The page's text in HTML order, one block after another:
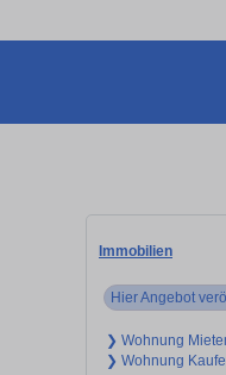
Immobilien
Hier Angebot
❯ Wohnung
❯ Wohnung